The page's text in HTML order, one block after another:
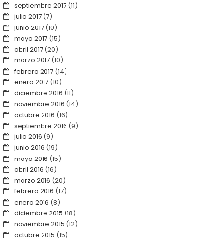
septiembre 2017(11)
julio 2017(7)
junio 2017(10)
mayo 2017(15)
abril 2017(20)
marzo 2017(10)
febrero 2017(14)
enero 2017(10)
diciembre 2016 (11)
noviembre 2016 (14)
octubre 2016 (16)
septiembre 2016 (9)
julio 2016 (9)
junio 2016 (19)
mayo 2016 (15)
abril 2016 (16)
marzo 2016 (20)
febrero 2016 (17)
enero 2016 (8)
diciembre 2015 (18)
noviembre 2015 (12)
octubre 2015 (15)